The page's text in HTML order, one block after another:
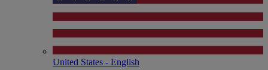
United States - English